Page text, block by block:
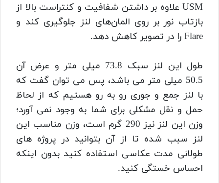
USM علاوه بر داشتن شفافیت و کنتراست بالا از
بازتاب نور بر روی المان‌های لنز جلوگیری کند و
Flare را در تصویر کاهش دهد.
طول این لنز سبک 73.8 میلی‌ متر و عرض آن
50.5 میلی‌ متر می باشد، پس می توان گفت که
با لنز جمع و جوری رو به رو هستیم که از لحاظ
حمل و نقل مشکلی برای شما به وجود نمی آورد؛
وزن این لنز نیز 290 گرم است، وزن مناسب این
لنز سبب شده تا از آن بتوانید در پروژه های
طولانی مدت عکاسی استفاده کنید بدون اینکه
احساس خستگی کنید.